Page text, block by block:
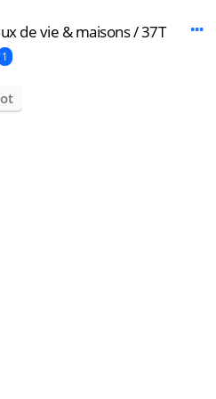
de vie & maisons/37T
1